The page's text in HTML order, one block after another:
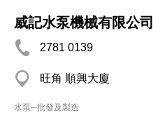
威記水泵機械有限公司
2781 0139
旺角 順興大廈
水泵─批發及製造